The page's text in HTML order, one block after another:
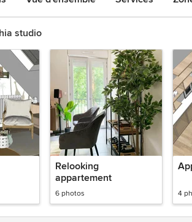
studio
Relooking
appartement
6 photos 4